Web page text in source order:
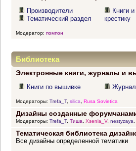
Производители
Тематический раздел
Книги
крестику
Модератор: помпон
Библиотека
Электронные книги, журналы и
Книги по вышивке
Модераторы: Trefa_T, silica Rusa Sovietica
Дизайны созданные
Модераторы: Trefa_T, Тиша, Xsenia_V, nestyzaya,
Тематическая библиотека
Все дизайны определенной тематики